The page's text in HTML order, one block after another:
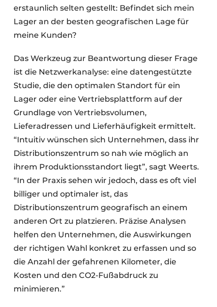
erstaunlich selten gestellt: Befindet sich mein
Lager an der besten geografischen Lage für
meine Kunden?
Das Werkzeug zur Beantwortung dieser Frage
ist die Netzwerkanalyse: eine datengestützte
Studie, die den optimalen Standort für ein
Lager oder eine Vertriebsplattform auf der
Grundlage von Vertriebsvolumen,
Lieferadressen und Lieferhäufigkeit ermittelt.
“Intuitiv wünschen sich Unternehmen, dass ihr
Distributionszentrum so nah wie möglich an
ihrem Produktionsstandort liegt”, sagt Weerts.
“In der Praxis sehen wir jedoch, dass es oft viel
billiger und optimaler ist, das
Distributionszentrum geografisch an einem
anderen Ort zu platzieren. Präzise Analysen
helfen den Unternehmen, die Auswirkungen
der richtigen Wahl konkret zu erfassen und so
die Anzahl der gefahrenen Kilometer, die
Kosten und den CO2-Fußabdruck zu
minimieren.”